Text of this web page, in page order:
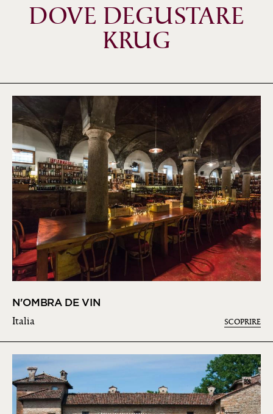
DOVE DEGUSTARE
KRUG
N'OMBRA DE VIN
Italia SCOPRIRE